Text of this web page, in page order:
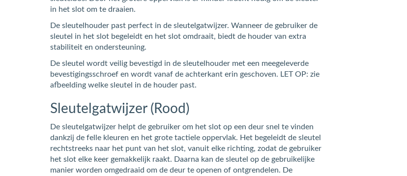
in het slot om te draaien.
De sleutelhouder past perfect in de sleutelgatwijzer. Wanneer de gebruiker de
sleutel in het slot begeleidt en het slot omdraait, biedt de houder van extra
stabiliteit en ondersteuning.
De sleutel wordt veilig bevestigd in de sleutelhouder met een meegeleverde
bevestigingsschroef en wordt vanaf de achterkant erin geschoven. LET OP: zie
afbeelding welke sleutel in de houder past.
Sleutelgatwijzer (Rood)
De sleutelgatwijzer helpt de gebruiker om het slot op een deur snel te vinden
dankzij de felle kleuren en het grote tactiele oppervlak. Het begeleidt de sleutel
rechtstreeks naar het punt van het slot, vanuit elke richting, zodat de gebruiker
het slot elke keer gemakkelijk raakt. Daarna kan de sleutel op de gebruikelijke
manier worden omgedraaid om de deur te openen of ontgrendelen. De